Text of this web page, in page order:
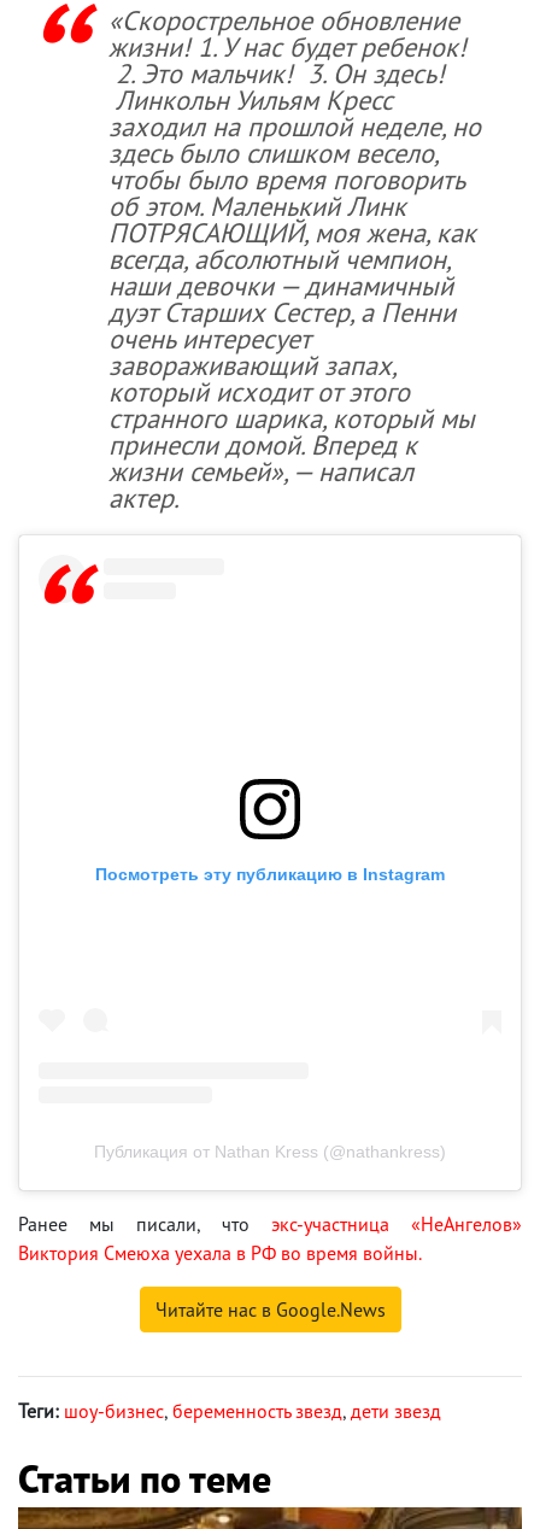
«Скорострельное обновление
жизни! 1. У нас будет ребенок!
2. Это мальчик! 3. Он здесь!
Линкольн Уильям Кресс
заходил на прошлой неделе, но
здесь было слишком весело,
чтобы было время поговорить
об этом. Маленький Линк
ПОТРЯСАЮЩИЙ, моя жена, как
всегда, абсолютный чемпион,
наши девочки — динамичный
дуэт Старших Сестер, а Пенни
очень интересует
завораживающий запах,
который исходит от этого
странного шарика, который мы
принесли домой. Вперед к
жизни семьей», — написал
актер.
Посмотреть эту публикацию в Instagram
Публикация от Nathan Kress (@nathankress)
Ранее мы писали, что экс-участница «НеАнгелов»
Виктория Смеюха уехала в РФ во время войны.
Читайте нас в Google.News
Теги: шоу-бизнес, беременность звезд, дети звезд
Статьи по теме